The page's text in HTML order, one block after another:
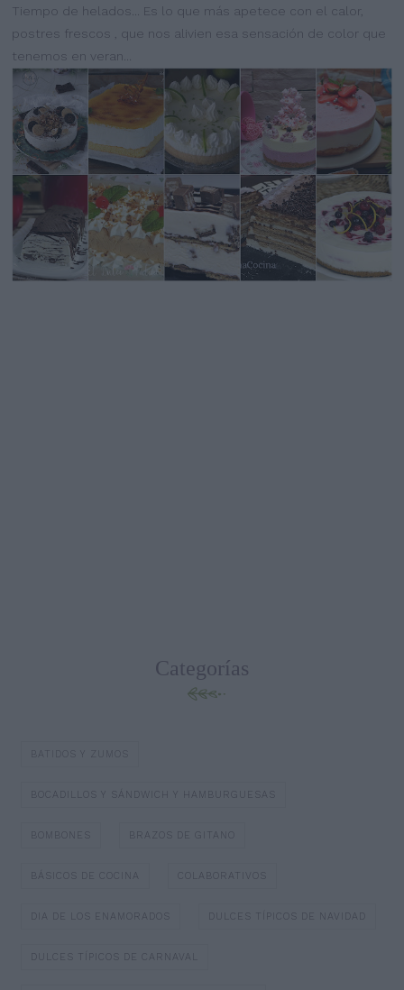
Tiempo de helados... Es lo que más apetece con el calor,
postres frescos , que nos alivien esa sensación de color que
tenemos en veran...
Categorías
BATIDOS Y ZUMOS
BOCADILLOS Y SÁNDWICH Y HAMBURGUESAS
BOMBONES BRAZOS DE GITANO
BÁSICOS DE COCINA COLABORATIVOS
DIA DE LOS ENAMORADOS DULCES TÍPICOS DE NAVIDAD
DULCES TÍPICOS DE CARNAVAL